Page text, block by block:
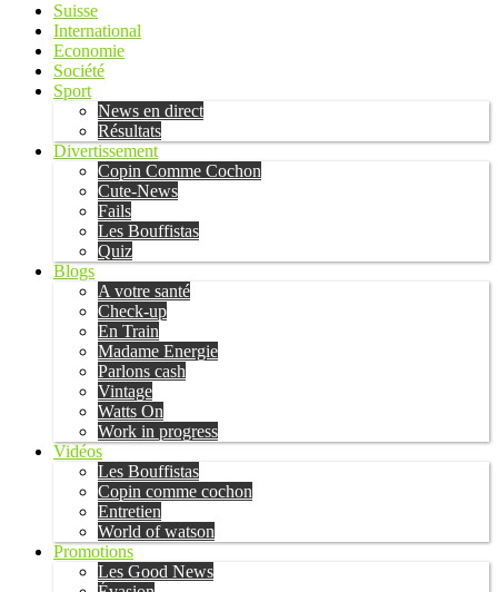
Suisse
International
Economie
Société
Sport
News en direct
Résultats
Divertissement
Copin Comme Cochon
Cute-News
Fails
Les Bouffistas
Quiz
Blogs
A votre santé
Check-up
En Train
Madame Energie
Parlons cash
Vintage
Watts On
Work in progress
Vidéos
Les Bouffistas
Copin comme cochon
Entretien
World of watson
Promotions
Les Good News